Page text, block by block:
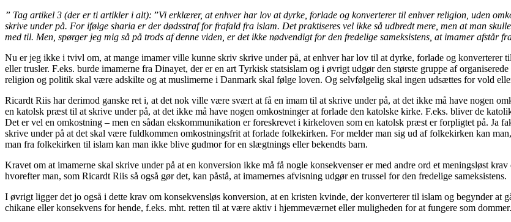
” Tag artikel 3 (der er ti artikler i alt): ”Vi erklærer, at enhver har lov at dyrke, forlade og konverterer til enhver religion, uden
skrive under på. For ifølge sharia er der dødsstraf for frafald fra islam. Det praktiseres vel ikke så udbredt mere, men at man
med til. Men, spørger jeg mig så på trods af denne viden, er det ikke nødvendigt for den fredelige sameksistens, at imamer afstår
Nu er jeg ikke i tvivl om, at mange imamer ville kunne skriv skrive under på, at enhver har lov til at dyrke, forlade og konverterer
eller trusler. F.eks. burde imamerne fra Dinayet, der er en art Tyrkisk statsislam og i øvrigt udgør den største gruppe af
religion og politik skal være adskilte og at muslimerne i Danmark skal følge loven. Og selvfølgelig skal ingen udsættes for vold
Ricardt Riis har derimod ganske ret i, at det nok ville være svært at få en imam til at skrive under på, at det ikke må have nogen
en katolsk præst til at skrive under på, at det ikke må have nogen omkostninger at forlade den katolske kirke. F.eks. bliver de
Det er vel en omkostning – men en sådan ekskommunikation er foreskrevet i kirkeloven som en katolsk præst er forpligtet på. Ja
skrive under på at det skal være fuldkommen omkostningsfrit at forlade folkekirken. For melder man sig ud af folkekirken kan
man fra folkekirken til islam kan man ikke blive gudmor for en slægtnings eller bekendts barn.
Kravet om at imamerne skal skrive under på at en konversion ikke må få nogle konsekvenser er med andre ord et meningsløst
hvorefter man, som Ricardt Riis så også gør det, kan påstå, at imamernes afvisning udgør en trussel for den fredelige sameksistens.
I øvrigt ligger det jo også i dette krav om konsekvensløs konversion, at en kristen kvinde, der konverterer til islam og begynder at
chikane eller konsekvens for hende, f.eks. mht. retten til at være aktiv i hjemmeværnet eller muligheden for at fungere som